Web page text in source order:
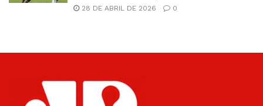
28 DE ABRIL DE 2026
0